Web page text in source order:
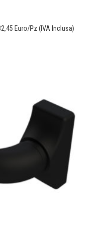
Euro/Pz (IVA Inclusa)